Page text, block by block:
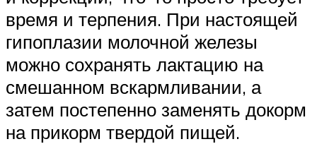
время и терпения. При настоящей
гипоплазии молочной железы
можно сохранять лактацию на
смешанном вскармливании, а
затем постепенно заменять докорм
на прикорм твердой пищей.